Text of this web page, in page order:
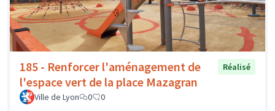
185 - Renforcer l'aménagement de
l'espace vert de la place Mazagran
Réalisé
Ville de Lyon 0 0